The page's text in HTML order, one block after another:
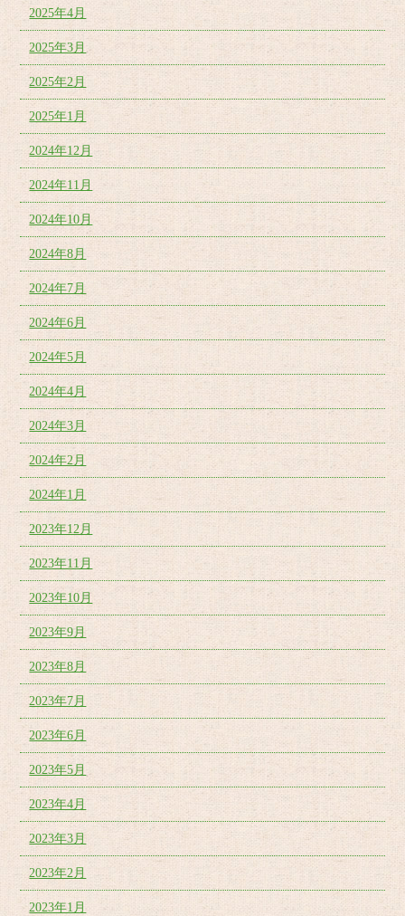
2025年4月
2025年3月
2025年2月
2025年1月
2024年12月
2024年11月
2024年10月
2024年8月
2024年7月
2024年6月
2024年5月
2024年4月
2024年3月
2024年2月
2024年1月
2023年12月
2023年11月
2023年10月
2023年9月
2023年8月
2023年7月
2023年6月
2023年5月
2023年4月
2023年3月
2023年2月
2023年1月